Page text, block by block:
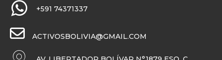
+591 74371337
ACTIVOSBOLIVIA@GMAIL.COM